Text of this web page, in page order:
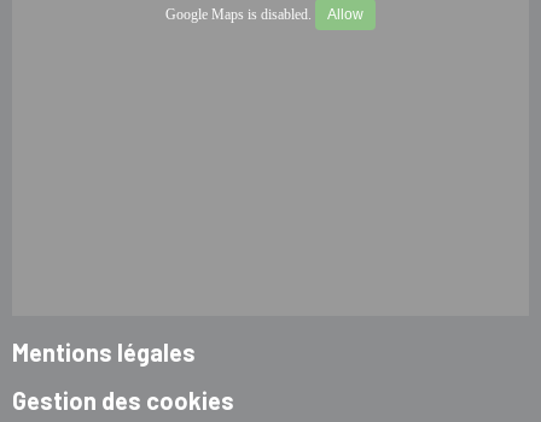
Google Maps is disabled. Allow
Mentions légales
Gestion des cookies